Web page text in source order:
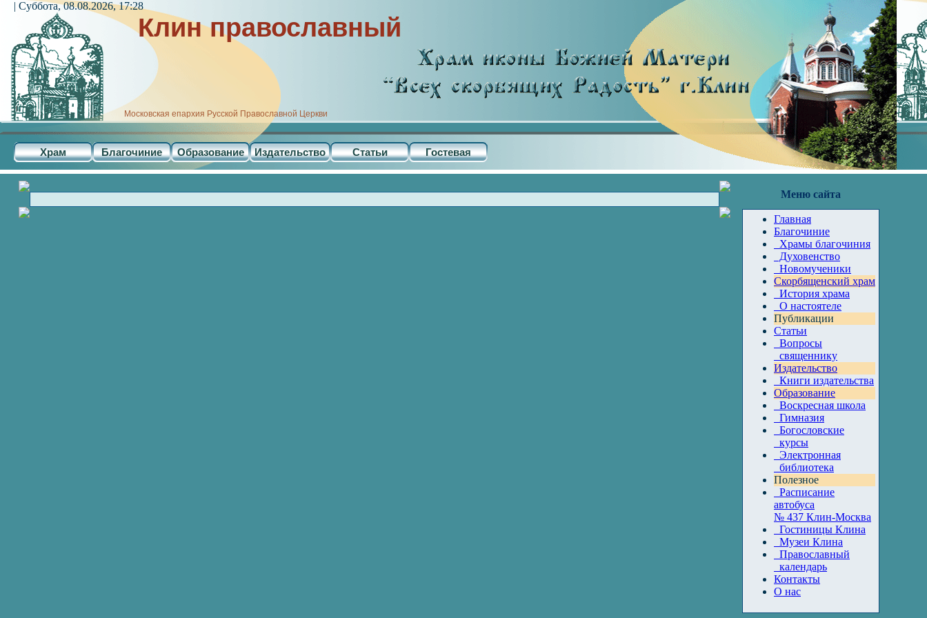
Клин православный
Московская епархия Русской Православной Церкви
Храм Благочиние Образование Издательство Статьи Гостевая
| Суббота, 08.08.2026, 17:28
Меню сайта
Главная
Благочиние
Храмы благочиния
Духовенство
Новомученики
Скорбященский храм
История храма
О настоятеле
Публикации
Статьи
Вопросы
священнику
Издательство
Книги издательства
Образование
Воскресная школа
Гимназия
Богословские
курсы
Электронная
библиотека
Полезное
Расписание
автобуса
№ 437 Клин-Москва
Гостиницы Клина
Музеи Клина
Православный
календарь
Контакты
О нас